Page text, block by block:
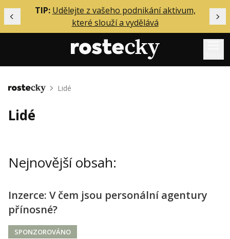
Předchozí
TIP: Udělejte z vašeho podnikání aktivum,
které slouží a vydělává
Mentoring
Solo
Inzerce
Přihlášení
Kontakt
Domů Lidé
Lidé
Nejnovější obsah:
Inzerce: V čem jsou personální agentury
přínosné?
SPONZOROVÁNO